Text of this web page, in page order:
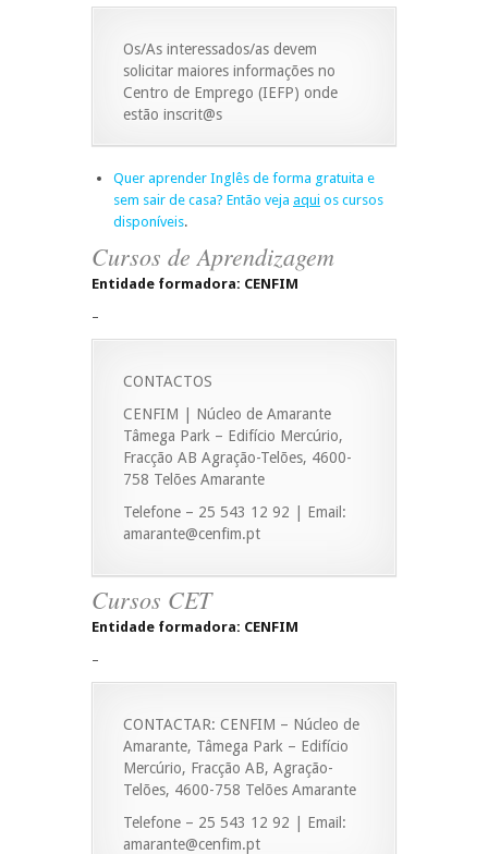
Os/As interessados/as devem
solicitar maiores informações no
Centro de Emprego (IEFP) onde
estão inscrit@s
Quer aprender Inglês de forma gratuita e
sem sair de casa? Então veja aqui os cursos
disponíveis.
Cursos de Aprendizagem
Entidade formadora: CENFIM
–
CONTACTOS
CENFIM | Núcleo de Amarante
Tâmega Park – Edifício Mercúrio,
Fracção AB Agração-Telões, 4600-
758 Telões Amarante
Telefone – 25 543 12 92 | Email:
amarante@cenfim.pt
Cursos CET
Entidade formadora: CENFIM
–
CONTACTAR: CENFIM – Núcleo de
Amarante, Tâmega Park – Edifício
Mercúrio, Fracção AB, Agração-
Telões, 4600-758 Telões Amarante
Telefone – 25 543 12 92 | Email:
amarante@cenfim.pt